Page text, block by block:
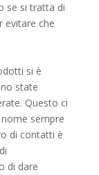
se si tratta di
evitare che
si è
state
Questo ci
sempre
di contatti è
di dare